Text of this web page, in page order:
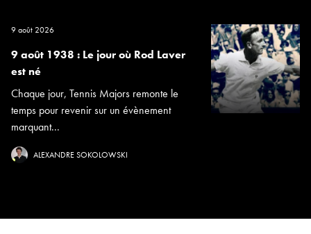
9 août 2026
9 août 1938 : Le jour où Rod Laver
est né
Chaque jour, Tennis Majors remonte le
temps pour revenir sur un évènement
marquant...
ALEXANDRE SOKOLOWSKI